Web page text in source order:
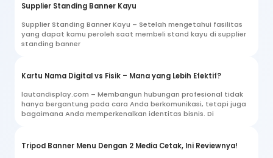
Supplier Standing Banner Kayu
Supplier Standing Banner Kayu – Setelah mengetahui fasilitas
yang dapat kamu peroleh saat membeli stand kayu di supplier
standing banner
Kartu Nama Digital vs Fisik – Mana yang Lebih Efektif?
lautandisplay.com – Membangun hubungan profesional tidak
hanya bergantung pada cara Anda berkomunikasi, tetapi juga
bagaimana Anda memperkenalkan identitas bisnis. Di
Tripod Banner Menu Dengan 2 Media Cetak, Ini Reviewnya!